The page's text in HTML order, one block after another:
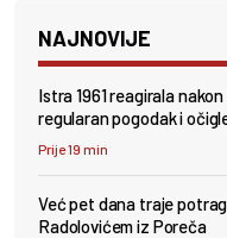
NAJNOVIJE
Istra 1961 reagirala
regularan pogodak i
Prije 19 min
Već pet dana traje
Radolovićem iz Poreča